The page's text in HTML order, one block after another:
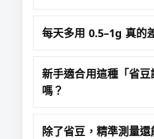
每天多用 0.5–1g 真的
新手適合用這種「省
嗎？
除了省豆，精準測量